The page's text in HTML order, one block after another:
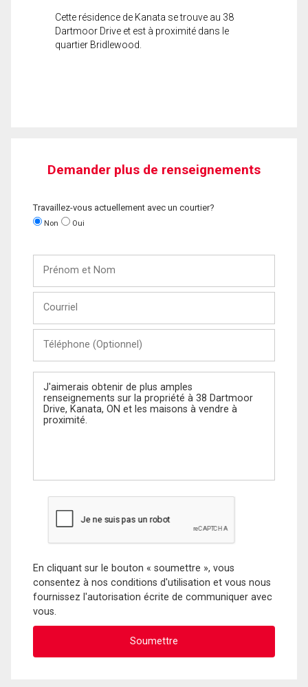
Cette résidence de Kanata se trouve au 38
Dartmoor Drive et est à proximité dans le
quartier Bridlewood.
Demander plus de renseignements
Travaillez-vous actuellement avec un courtier?
Non Oui
Nom
(Optionnel)
Message
En cliquant sur le bouton « soumettre », vous
consentez à nos conditions d'utilisation et vous nous
fournissez l'autorisation écrite de communiquer avec
vous.